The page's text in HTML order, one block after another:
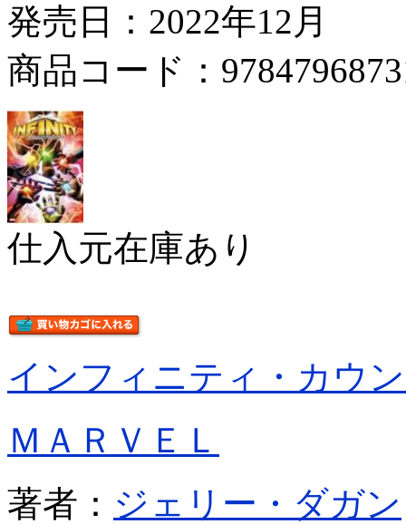
発売日：2022年12月
商品コード：
仕入元在庫あり
インフィニティ・カウ
ＭＡＲＶＥＬ
著者： ジェリー・ダガン